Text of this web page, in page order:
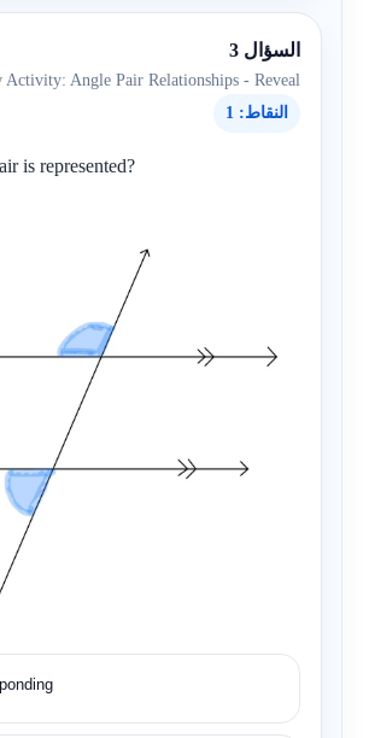
السؤال 3
Activity: Angle Pair Relationships - Reveal
النقاط: 1
is represented?